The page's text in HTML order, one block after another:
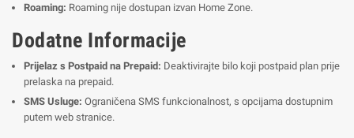
Roaming: Roaming nije dostupan izvan Home Zone.
Dodatne Informacije
Prijelaz s Postpaid na Prepaid: Deaktivirajte bilo koji postpaid plan prije
prelaska na prepaid.
SMS Usluge: Ograničena SMS funkcionalnost, s opcijama dostupnim
putem web stranice.